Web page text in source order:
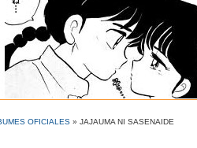
OFICIALES » JAJAUMA NI SASENAIDE